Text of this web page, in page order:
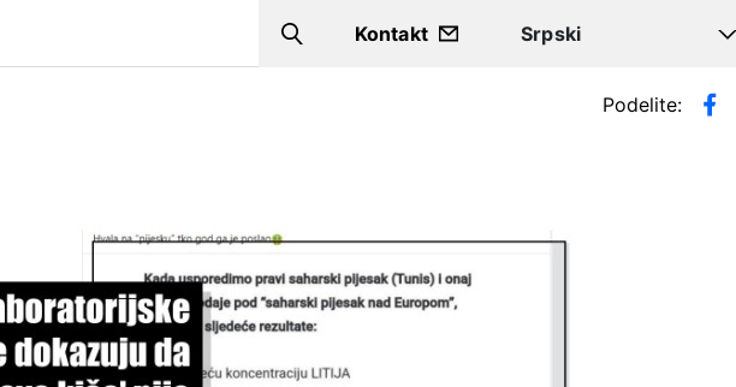
Search
Kontakt
Podelite: